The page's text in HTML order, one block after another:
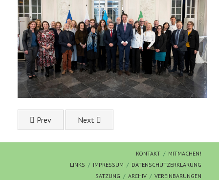
Previous article: Jugendaustausch als stabiles Fundament
Prev Next article: Erlös unterstützt Menschen
Next
KONTAKT
MITMACHEN!
LINKS
IMPRESSUM
DATENSCHUTZERKLÄRUNG
SATZUNG
ARCHIV VEREINBARUNGEN